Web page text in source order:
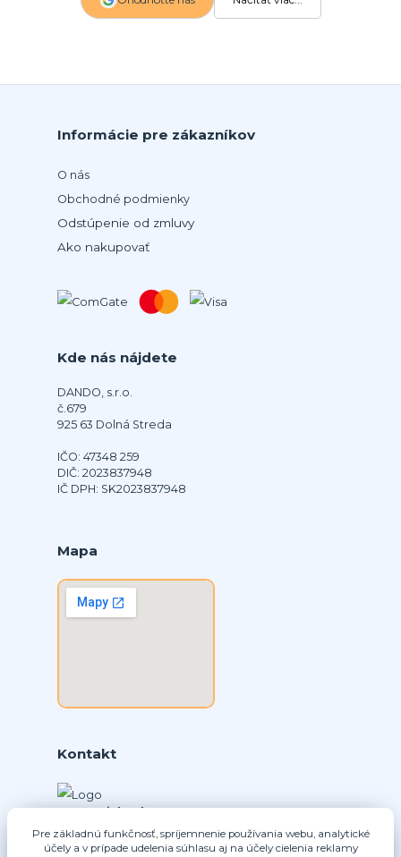
Informácie pre zákazníkov
O nás
Obchodné podmienky
Odstúpenie od zmluvy
Ako nakupovať
Kde nás nájdete
DANDO, s.r.o.
č.679
925 63 Dolná Streda
IČO: 47348 259
DIČ: 2023837948
IČ DPH: SK2023837948
Mapa
Kontakt
+421 902331936
(Po-Pia, 8-16 hod.)
Pre základnú funkčnosť, spríjemnenie používania webu, analytické
účely a v prípade udelenia súhlasu aj na účely cielenia reklamy